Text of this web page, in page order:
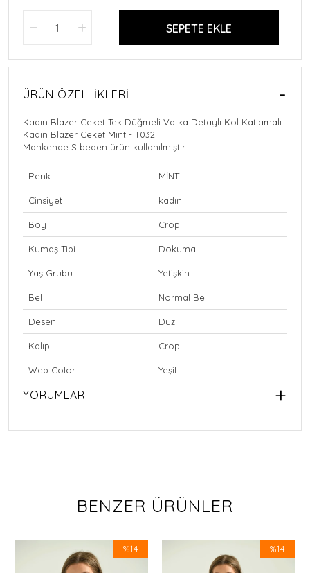
SEPETE EKLE
ÜRÜN ÖZELLIKLERI
Kadın Blazer Ceket Tek Düğmeli Vatka Detaylı Kol Katlamalı
Kadın Blazer Ceket Mint - T032
Mankende S beden ürün kullanılmıştır.
Renk MİNT
Cinsiyet kadın
Boy Crop
Kumaş Tipi Dokuma
Yaş Grubu Yetişkin
Bel Normal Bel
Desen Düz
Kalıp Crop
Web Color Yeşil
YORUMLAR
BENZER ÜRÜNLER
%14 %14